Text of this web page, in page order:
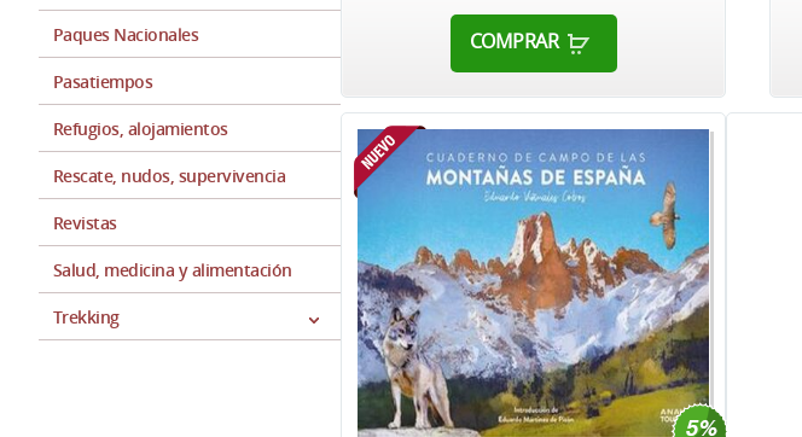
Paques Nacionales
Pasatiempos
Refugios, alojamientos
Rescate, nudos, supervivencia
Revistas
Salud, medicina y alimentación
Trekking
COMPRAR